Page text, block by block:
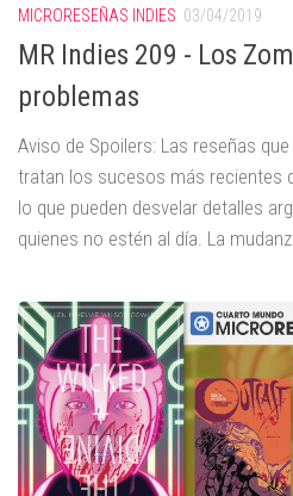
MICRORESEÑAS INDIES 03/04/2019
MR Indies 209 - Los
problemas
Aviso de Spoilers: Las reseñas
tratan los sucesos más recientes
lo que pueden desvelar detalles
quienes no estén al día. La